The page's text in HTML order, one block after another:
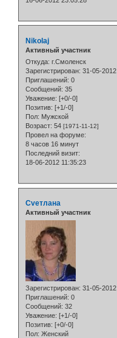
Nikolaj
Активный участник
Откуда: г.Смоленск
Зарегистрирован: 31-05-2012
Приглашений: 0
Сообщений: 35
Уважение: [+0/-0]
Позитив: [+1/-0]
Пол: Мужской
Возраст: 54 [1971-11-12]
Провел на форуме:
8 часов 16 минут
Последний визит:
18-06-2012 11:35:23
Cveтлана
Активный участник
Зарегистрирован: 31-05-2012
Приглашений: 0
Сообщений: 32
Уважение: [+1/-0]
Позитив: [+0/-0]
Пол: Женский